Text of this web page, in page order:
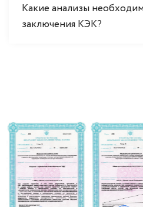
Какие анализы
заключения КЭК?